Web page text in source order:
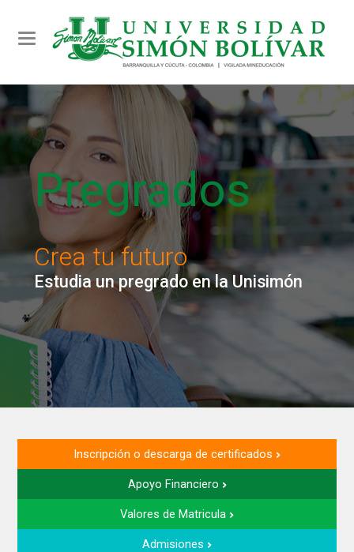
Toggle navigation
Pregrados
Crea tu futuro
Estudia un pregrado en la Unisimón
Inscripción o descarga de certificados
Apoyo Financiero
Valores de Matricula
Admisiones